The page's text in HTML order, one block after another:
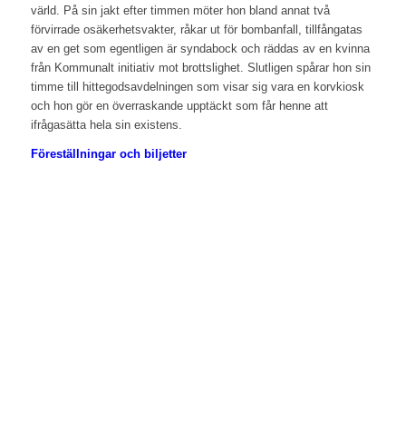
värld. På sin jakt efter timmen möter hon bland annat två
förvirrade osäkerhetsvakter, råkar ut för bombanfall, tillfångatas
av en get som egentligen är syndabock och räddas av en kvinna
från Kommunalt initiativ mot brottslighet. Slutligen spårar hon sin
timme till hittegodsavdelningen som visar sig vara en korvkiosk
och hon gör en överraskande upptäckt som får henne att
ifrågasätta hela sin existens.
Föreställningar och biljetter